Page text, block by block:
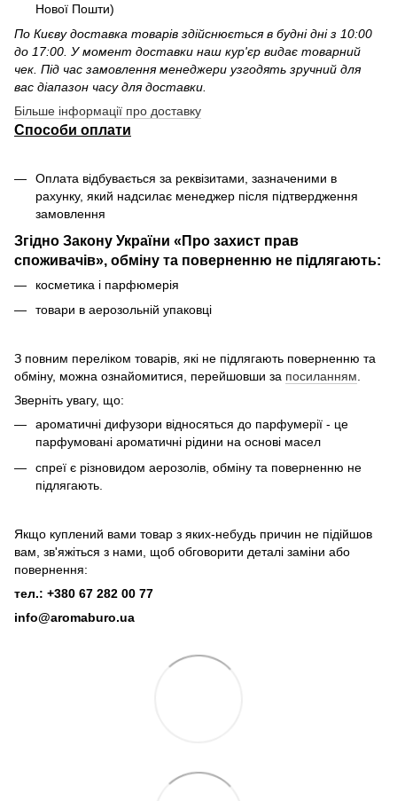
Нової Пошти)
По Києву доставка товарів здійснюється в будні дні з 10:00
до 17:00. У момент доставки наш кур'єр видає товарний
чек. Під час замовлення менеджери узгодять зручний для
вас діапазон часу для доставки.
Більше інформації про доставку
Способи оплати
Оплата відбувається за реквізитами, зазначеними в
рахунку, який надсилає менеджер після підтвердження
замовлення
Згідно Закону України «Про захист прав
споживачів», обміну та поверненню не підлягають:
косметика і парфюмерія
товари в аерозольній упаковці
З повним переліком товарів, які не підлягають поверненню та
обміну, можна ознайомитися, перейшовши за посиланням.
Зверніть увагу, що:
ароматичні дифузори відносяться до парфумерії - це
парфумовані ароматичні рідини на основі масел
спреї є різновидом аерозолів, обміну та поверненню не
підлягають.
Якщо куплений вами товар з яких-небудь причин не підійшов
вам, зв'яжіться з нами, щоб обговорити деталі заміни або
повернення:
тел.: +380 67 282 00 77
info@aromaburo.ua